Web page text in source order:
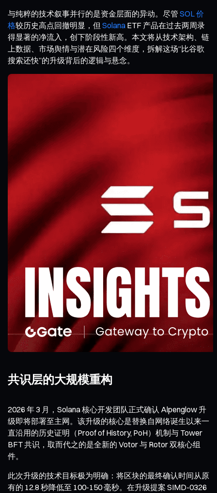
与纯粹的技术叙事并行的是资金层面的异动。尽管 SOL 价
格较历史高点回撤明显，但 Solana ETF 产品在过去两周录
得显著的净流入，创下阶段性新高。本文将从技术架构、链
上数据、市场舆情与潜在风险四个维度，拆解这场“比谷歌
搜索还快”的升级背后的逻辑与悬念。
共识层的大规模重构
2026 年 3 月，Solana 核心开发团队正式确认 Alpenglow 升
级即将部署至主网。该升级的核心是替换自网络诞生以来一
直沿用的历史证明（Proof of History, PoH）机制与 Tower
BFT 共识，取而代之的是全新的 Votor 与 Rotor 双核心组
件。
此次升级的技术目标极为明确：将区块的最终确认时间从原
有的 12.8 秒降低至 100-150 毫秒。在升级提案 SIMD-0326